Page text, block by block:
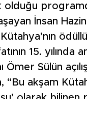
olduğu
İnsan
15. yılında
Ömer Sülün açılış
“Bu akşam
olarak bilinen